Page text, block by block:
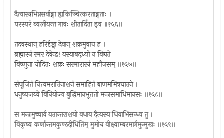
दैत्यास्त्रभिन्नसर्वाङ्गा ह्यकिञ्चित्करताङ्गताः ।
परस्परं व्यलीयन्त गावः शीतार्दिता इव ॥१५६॥
तदवस्थान् हरिर्दृष्ट्वा देवान् शक्रमुवाच ह ।
ब्रह्मास्त्रं स्मर देवेन्द्र! यस्याबद्ध्यो न विद्यते
विष्णुना चोदितः शक्रः सस्मारास्त्रं महौजसम् ॥१५७॥
संपूजितं नित्यमरातिनाशनं समाहितं बाणममित्रघातने ।
धनुष्यजय्ये विनियोज्य बुद्धिमानभूत्ततो मन्त्रसमाधिमानसः ॥१५८॥
स मन्त्रमुच्चार्य यतान्तराशयो वधाय दैत्यस्य धियाभिसन्ध्य तु ।
विकृष्य कर्णान्तमकुण्ठदीधितिम् मुमोच वीक्ष्याम्बरमार्गमुन्मुखः ॥१५९॥